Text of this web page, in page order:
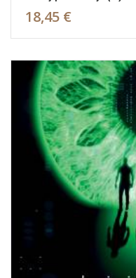
18,45 €